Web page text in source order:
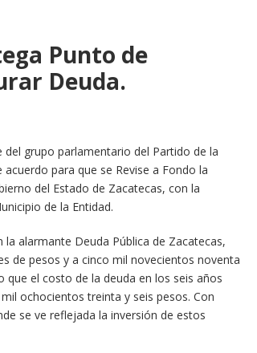
Punto de
Deuda.
grupo parlamentario del Partido de la
para que se Revise a Fondo la
del Estado de Zacatecas, con la
de la Entidad.
alarmante Deuda Pública de Zacatecas,
de pesos y a cinco mil novecientos noventa
el costo de la deuda en los seis años
ochocientos treinta y seis pesos. Con
se ve reflejada la inversión de estos